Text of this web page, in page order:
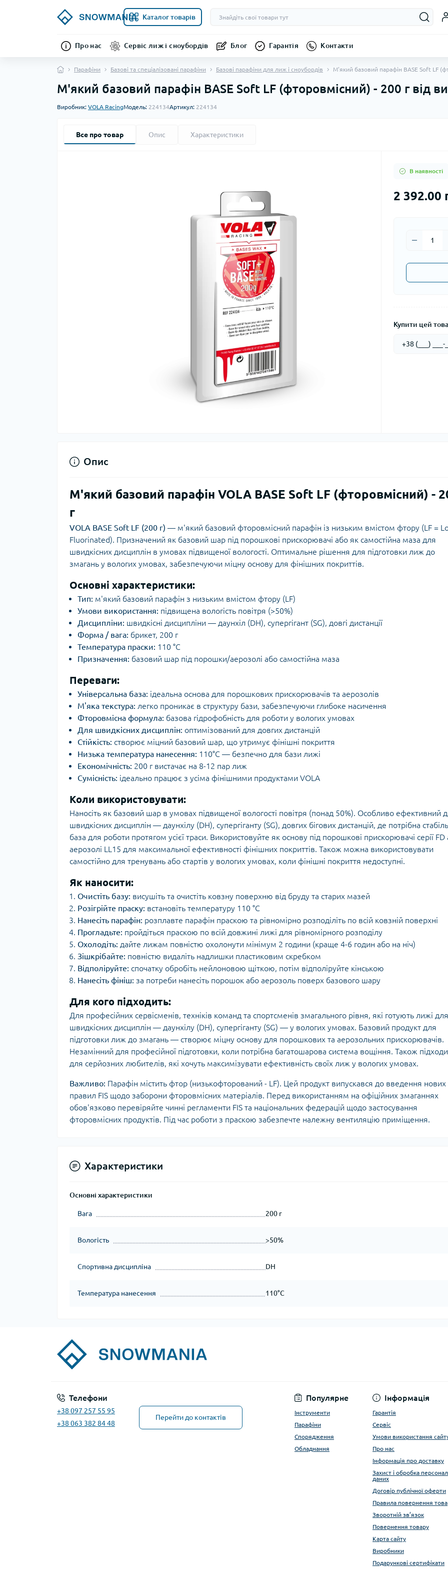
Каталог товарів
Про нас Сервіс лиж і сноубордів Блог Гарантія Контакти
Парафіни Базові та спеціалізовані парафіни Базові парафіни для лиж і сноубордів М'який базовий парафін BASE Soft LF
М'який базовий парафін BASE Soft LF (фторовмісний) - 200 г від
Виробник: VOLA RacingМодель: 224134Артикул: 224134
Все про товар Опис Характеристики
В наявності
2 392.00
Купити цей
Опис
М'який базовий парафін VOLA BASE Soft LF (фторовмісний) -
г
VOLA BASE Soft LF (200 г) — м'який базовий фторовмісний парафін із низьким вмістом фтору (LF =
Fluorinated). Призначений як базовий шар під порошкові прискорювачі або як самостійна маза для
швидкісних дисциплін в умовах підвищеної вологості. Оптимальне рішення для підготовки лиж до
змагань у вологих умовах, забезпечуючи міцну основу для фінішних покриттів.
Основні характеристики:
Тип: м'який базовий парафін з низьким вмістом фтору (LF)
Умови використання: підвищена вологість повітря (>50%)
Дисципліни: швидкісні дисципліни — даунхіл (DH), супергігант (SG), довгі дистанції
Форма / вага: брикет, 200 г
Температура праски: 110 °C
Призначення: базовий шар під порошки/аерозолі або самостійна маза
Переваги:
Універсальна база: ідеальна основа для порошкових прискорювачів та аерозолів
М'яка текстура: легко проникає в структуру бази, забезпечуючи глибоке насичення
Фторовмісна формула: базова гідрофобність для роботи у вологих умовах
Для швидкісних дисциплін: оптимізований для довгих дистанцій
Стійкість: створює міцний базовий шар, що утримує фінішні покриття
Низька температура нанесення: 110°C — безпечно для бази лижі
Економічність: 200 г вистачає на 8-12 пар лиж
Сумісність: ідеально працює з усіма фінішними продуктами VOLA
Коли використовувати:
Наносіть як базовий шар в умовах підвищеної вологості повітря (понад 50%). Особливо ефективний
швидкісних дисциплін — даунхілу (DH), супергіганту (SG), довгих бігових дистанцій, де потрібна
база для роботи протягом усієї траси. Використовуйте як основу під порошкові прискорювачі серії FD
аерозолі LL15 для максимальної ефективності фінішних покриттів. Також можна використовувати
самостійно для тренувань або стартів у вологих умовах, коли фінішні покриття недоступні.
Як наносити:
Очистіть базу: висушіть та очистіть ковзну поверхню від бруду та старих мазей
Розігрійте праску: встановіть температуру 110 °C
Нанесіть парафін: розплавте парафін праскою та рівномірно розподіліть по всій ковзній поверхні
Прогладьте: пройдіться праскою по всій довжині лижі для рівномірного розподілу
Охолодіть: дайте лижам повністю охолонути мінімум 2 години (краще 4-6 годин або на ніч)
Зішкрібайте: повністю видаліть надлишки пластиковим скребком
Відполіруйте: спочатку обробіть нейлоновою щіткою, потім відполіруйте кінською
Нанесіть фініш: за потреби нанесіть порошок або аерозоль поверх базового шару
Для кого підходить:
Для професійних сервісменів, техніків команд та спортсменів змагального рівня, які готують лижі для
швидкісних дисциплін — даунхілу (DH), супергіганту (SG) — у вологих умовах. Базовий продукт для
підготовки лиж до змагань — створює міцну основу для порошкових та аерозольних прискорювачів.
Незамінний для професійної підготовки, коли потрібна багатошарова система вощіння. Також
для серйозних любителів, які хочуть максимізувати ефективність своїх лиж у вологих умовах.
Важливо: Парафін містить фтор (низькофторований - LF). Цей продукт випускався до введення нових
правил FIS щодо заборони фторовмісних матеріалів. Перед використанням на офіційних змаганнях
обов'язково перевіряйте чинні регламенти FIS та національних федерацій щодо застосування
фторовмісних продуктів. Під час роботи з праскою забезпечте належну вентиляцію приміщення.
Характеристики
Основні характеристики
Вага 200 г
Вологість >50%
Спортивна дисципліна DH
Температура нанесення 110°C
Телефони
+38 097 257 55 95
+38 063 382 84 48
Перейти до контактів
Популярне
Інструменти
Парафіни
Спорядження
Обладнання
Інформація
Гарантія
Сервіс
Умови використання
Про нас
Інформація про доставку
Захист і обробка
даних
Договір публічної оферти
Правила повернення
Зворотній зв’язок
Повернення товару
Карта сайту
Виробники
Подарункові сертифікати